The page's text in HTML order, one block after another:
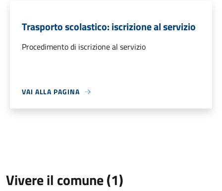
Trasporto scolastico: iscrizione al servizio
Procedimento di iscrizione al servizio
VAI ALLA PAGINA
Vivere il comune (1)